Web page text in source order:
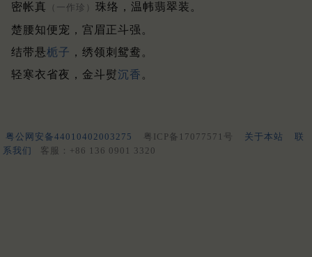
密帐真 （一作珍） 珠络，温帏翡翠装。
楚腰知便宠，宫眉正斗强。
结带悬栀子 ，绣领刺鸳鸯。
轻寒衣省夜，金斗熨沉香 。
粤公网安备44010402003275 粤ICP备17077571号 关于本站
联
系我们
客服：+86 136 0901 3320